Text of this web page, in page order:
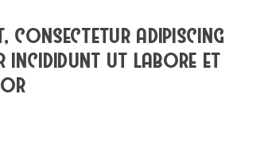
consectetur adipiscing
incididunt ut labore et